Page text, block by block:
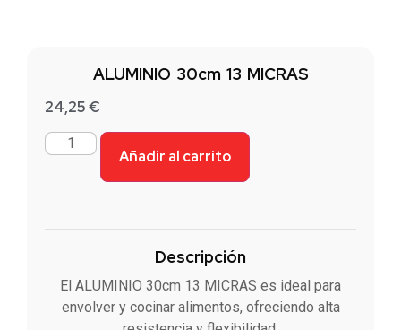
ALUMINIO 30cm 13 MICRAS
24,25€
Añadir al carrito
Descripción
El ALUMINIO 30cm 13 MICRAS es ideal para
envolver y cocinar alimentos, ofreciendo alta